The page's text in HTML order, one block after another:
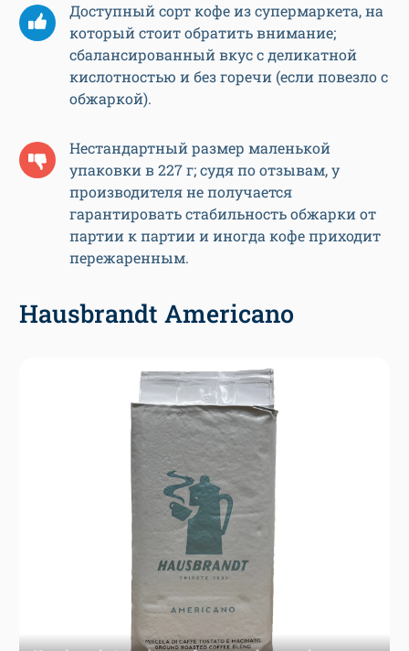
Доступный сорт кофе из супермаркета, на
который стоит обратить внимание;
сбалансированный вкус с деликатной
кислотностью и без горечи (если повезло с
обжаркой).
Нестандартный размер маленькой
упаковки в 227 г; судя по отзывам, у
производителя не получается
гарантировать стабильность обжарки от
партии к партии и иногда кофе приходит
пережаренным.
Hausbrandt Americano